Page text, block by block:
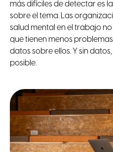
más difíciles de detectar es la
sobre el tema. Las
salud mental en el trabajo
que tienen menos
datos sobre ellos. Y sin
posible.